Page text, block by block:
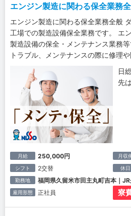
エンジン製造に関わる保全業務
エンジン製造に関わる保全業務全般
工場での製造設備保全業務です。 エ
製造設備の保全・メンテナンス業務等
トラブル、メンテナンスの際に修理
日
先
月給 250,000円 月収
シフト 2交替 休日
勤務地 福岡県久留米市田主丸町吉本｜
雇用形態 正社員 寮